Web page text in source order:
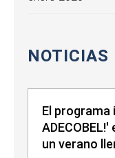
NOTICIAS
El programa
un verano